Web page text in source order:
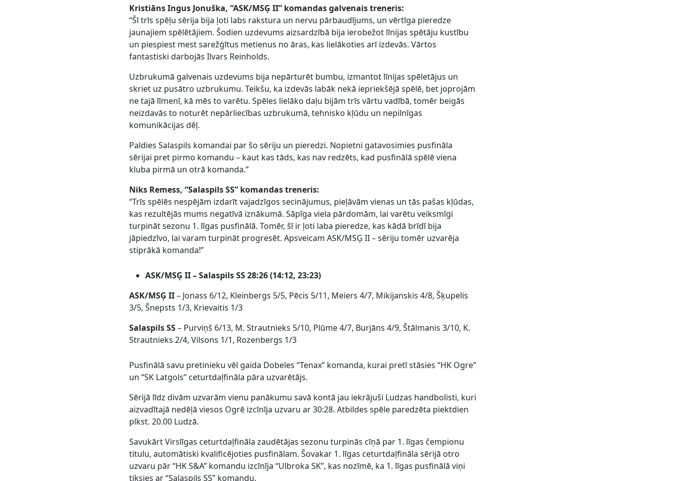
Kristiāns Ingus Jonuška, “ASK/MSĢ II” komandas galvenais treneris:
“Šī trīs spēļu sērija bija ļoti labs rakstura un nervu pārbaudījums, un vērtīga pieredze
jaunajiem spēlētājiem. Šodien uzdevums aizsardzībā bija ierobežot līnijas spētāju kustību
un piespiest mest sarežģītus metienus no āras, kas lielākoties arī izdevās. Vārtos
fantastiski darbojās Ilvars Reinholds.
Uzbrukumā galvenais uzdevums bija nepārturēt bumbu, izmantot līnijas spēletājus un
skriet uz pusātro uzbrukumu. Teikšu, ka izdevās labāk nekā iepriekšējā spēlē, bet joprojām
ne tajā līmenī, kā mēs to varētu. Spēles lielāko daļu bijām trīs vārtu vadībā, tomēr beigās
neizdavās to noturēt nepārliecības uzbrukumā, tehnisko kļūdu un nepilnīgas
komunikācijas dēļ.
Paldies Salaspils komandai par šo sēriju un pieredzi. Nopietni gatavosimies pusfināla
sērijai pret pirmo komandu – kaut kas tāds, kas nav redzēts, kad pusfinālā spēlē viena
kluba pirmā un otrā komanda.”
Niks Remess, “Salaspils SS” komandas treneris:
“Trīs spēlēs nespējām izdarīt vajadzīgos secinājumus, pieļāvām vienas un tās pašas kļūdas,
kas rezultējās mums negatīvā iznākumā. Sāpīga viela pārdomām, lai varētu veiksmīgi
turpināt sezonu 1. līgas pusfinālā. Tomēr, šī ir ļoti laba pieredze, kas kādā brīdī bija
jāpiedzīvo, lai varam turpināt progresēt. Apsveicam ASK/MSĢ II – sēriju tomēr uzvarēja
stiprākā komanda!”
ASK/MSĢ II – Salaspils SS 28:26 (14:12, 23:23)
ASK/MSĢ II– Jonass 6/12, Kleinbergs 5/5, Pēcis 5/11, Meiers 4/7, Mikijanskis 4/8, Šķupelis
3/5, Šnepsts 1/3, Krievaitis 1/3
Salaspils SS– Purviņš 6/13, M. Strautnieks 5/10, Plūme 4/7, Burjāns 4/9, Štālmanis 3/10, K.
Strautnieks 2/4, Vilsons 1/1, Rozenbergs 1/3
Pusfinālā savu pretinieku vēl gaida Dobeles “Tenax” komanda, kurai pretī stāsies “HK Ogre”
un “SK Latgols” ceturtdaļfināla pāra uzvarētājs.
Sērijā līdz divām uzvarām vienu panākumu savā kontā jau iekrājuši Ludzas handbolisti, kuri
aizvadītajā nedēļā viesos Ogrē izcīnīja uzvaru ar 30:28. Atbildes spēle paredzēta piektdien
plkst. 20.00 Ludzā.
Savukārt Virslīgas ceturtdaļfināla zaudētājas sezonu turpinās cīņā par 1. līgas čempionu
titulu, automātiski kvalificējoties pusfinālam. Šovakar 1. līgas ceturtdaļfināla sērijā otro
uzvaru pār “HK S&A” komandu izcīnīja “Ulbroka SK”, kas nozīmē, ka 1. līgas pusfinālā viņi
tiksies ar “Salaspils SS” komandu.